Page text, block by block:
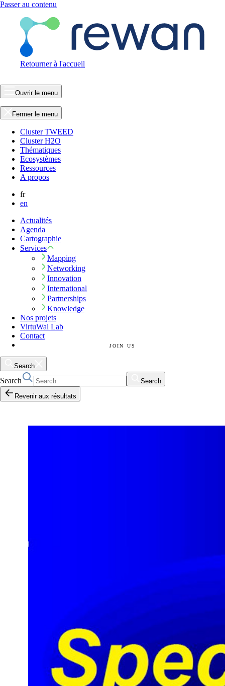
Passer au contenu
Retourner à l'accueil
Ouvrir le menu
Fermer le menu
Cluster TWEED
Cluster H2O
Thématiques
Ecosystèmes
Ressources
A propos
fr
en
Actualités
Agenda
Cartographie
Services
Mapping
Networking
Innovation
International
Partnerships
Knowledge
Nos projets
VirtuWal Lab
Contact
JOIN US
Search
Search
Search
Revenir aux résultats